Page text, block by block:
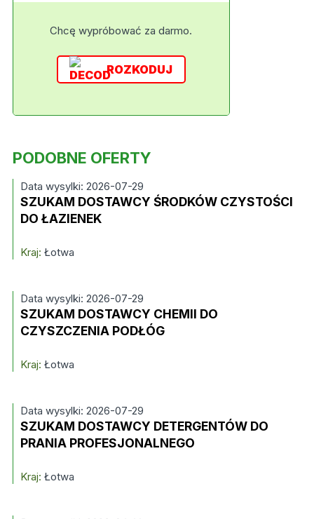
Chcę wypróbować za darmo.
ROZKODUJ
PODOBNE OFERTY
Data wysylki: 2026-07-29
SZUKAM DOSTAWCY ŚRODKÓW CZYSTOŚCI
DO ŁAZIENEK
Kraj: Łotwa
Data wysylki: 2026-07-29
SZUKAM DOSTAWCY CHEMII DO
CZYSZCZENIA PODŁÓG
Kraj: Łotwa
Data wysylki: 2026-07-29
SZUKAM DOSTAWCY DETERGENTÓW DO
PRANIA PROFESJONALNEGO
Kraj: Łotwa